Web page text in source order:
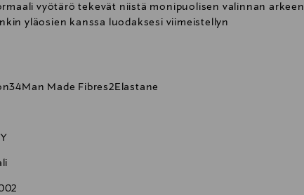
vyötärö tekevät niistä monipuolisen valinnan arkeen
yläosien kanssa luodaksesi viimeistellyn
Made Fibres2Elastane